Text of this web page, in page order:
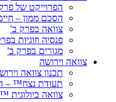
הפרוייקט של
הסכם ממון –
צוואה בפרק ב'
פנסיה וזוגיות
מגורים בפרק ב'
צוואה וירושה
תכנון צוואה
תעודת נצח™ –
צוואה ביולוגית ™